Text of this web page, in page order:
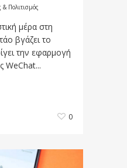
& Πολιτισμός
μέρα στη
βγάζει το
την εφαρμογή
WeChat...
0